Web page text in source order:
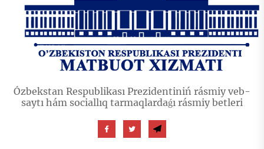
Ózbekstan Respublikası Prezidentiniń rásmiy veb-
saytı hám sociallıq tarmaqlardaǵı rásmiy betleri